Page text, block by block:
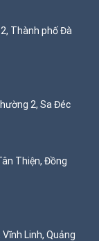
Thành phố Đà
2, Sa Đéc
Thiện, Đồng
Linh, Quảng